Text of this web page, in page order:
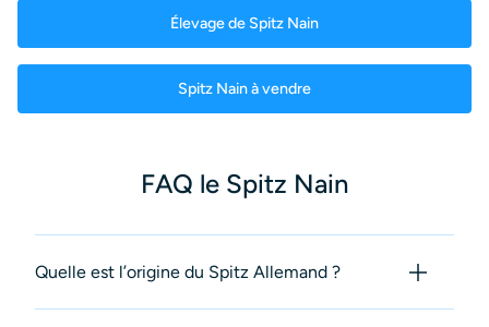
Élevage de Spitz Nain
Spitz Nain à vendre
FAQ le Spitz Nain
Quelle est l’origine du Spitz Allemand ?